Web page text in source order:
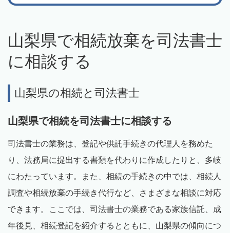
山梨県で相続放棄を司法書士
に相談する
山梨県の相続と司法書士
山梨県で相続を司法書士に相談する
司法書士の業務は、登記や供託手続きの代理人を務めた
り、法務局に提出する書類を代わりに作成したりと、多岐
にわたっています。また、相続の手続きの中では、相続人
調査や相続放棄の手続き代行など、さまざまな相談に対応
できます。ここでは、司法書士の業務である家族信託、成
年後見、相続登記を紹介するとともに、山梨県の傾向につ